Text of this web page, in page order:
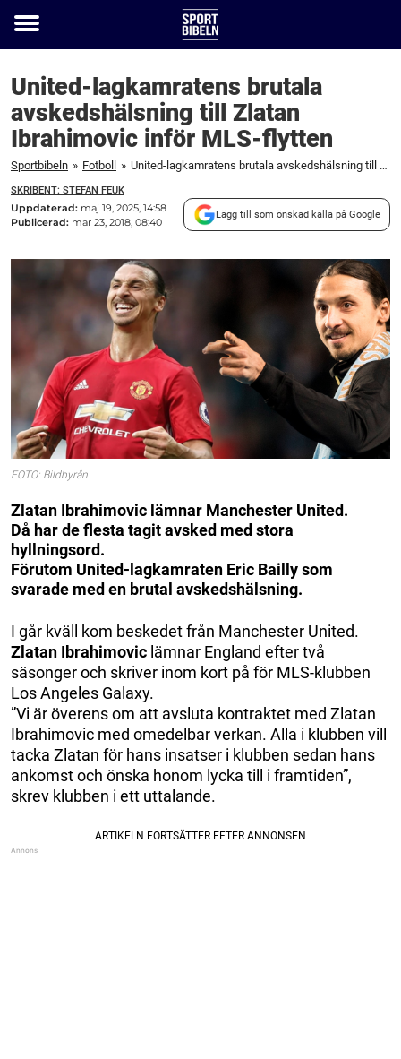
Toggle
United-lagkamratens brutala
avskedshälsning till Zlatan
Ibrahimovic inför MLS-flytten
Sportbibeln » Fotboll » United-lagkamratens brutala avskedshälsning till Zlatan Ibrahimovic inför MLS-flytten
SKRIBENT: STEFAN FEUK
Uppdaterad: maj 19, 2025, 14:58
Publicerad: mar 23, 2018, 08:40
Lägg till som önskad källa på Google
FOTO: Bildbyrån
Zlatan Ibrahimovic lämnar Manchester United.
Då har de flesta tagit avsked med stora
hyllningsord.
Förutom United-lagkamraten Eric Bailly som
svarade med en brutal avskedshälsning.
I går kväll kom beskedet från Manchester United.
Zlatan Ibrahimovic lämnar England efter två
säsonger och skriver inom kort på för MLS-klubben
Los Angeles Galaxy.
”Vi är överens om att avsluta kontraktet med Zlatan
Ibrahimovic med omedelbar verkan. Alla i klubben vill
tacka Zlatan för hans insatser i klubben sedan hans
ankomst och önska honom lycka till i framtiden”,
skrev klubben i ett uttalande.